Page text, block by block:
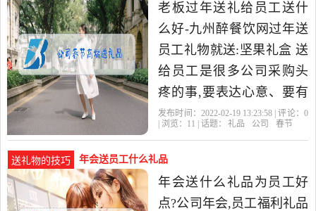
老板过年送礼给员工送什
么好-九州醉餐饮网过年送
员工礼物就送:坚果礼盒 送
给员工是很多公司采购头
疼的事,要表达心意、要有
档次、还要符合预算,而送
发布时间：2022-02-19 13:23:58 | 评论： 0
| 浏览： 11 | 话题： 礼品 公司 春节
送礼物的技巧 年会送员工什么礼品
年会送什么礼品为员工好
点?公司年会,员工福利礼品